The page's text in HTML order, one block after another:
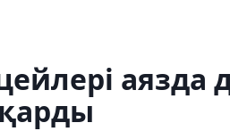
аязда